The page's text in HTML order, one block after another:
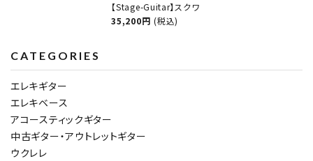
【Stage-Guitar】スクワ
35,200円 (税込)
CATEGORIES
エレキギター
エレキベース
アコースティックギター
中古ギター・アウトレットギター
ウクレレ